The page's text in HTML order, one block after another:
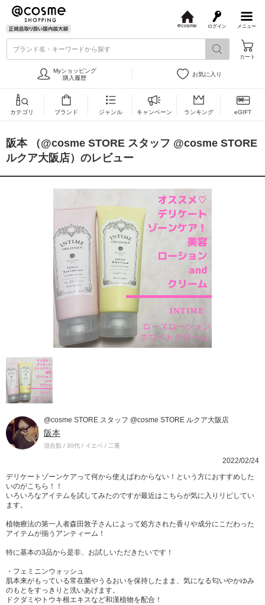
メニュー
ログイン
s
ブランド名・キーワードから探す
カート
Myショッピング
購入履歴
お気に入り
カテゴリ ブランド ジャンル キャンペーン ランキング eGIFT
阪本 （@cosme STORE スタッフ @cosme STORE
ルクア大阪店）のレビュー
@cosme STORE スタッフ @cosme STORE ルクア大阪店
阪本
混合肌 / 30代 / イエベ / 二重
2022/02/24
デリケートゾーンケアって何から使えばわからない！という方におすすめした
いのがこちら！！
いろいろなアイテムを試してみたのですが最近はこちらが気に入りリピしてい
ます。
植物療法の第一人者森田敦子さんによって処方された香りや成分にこだわった
アイテムが揃うアンティーム！
特に基本の3品から是非、お試しいただきたいです！
・フェミニンウォッシュ
肌本来がもっている常在菌やうるおいを保持したまま、気になる匂いやかゆみ
のもとをすっきりと洗いあげます。
ドクダミやトウキ根エキスなど和漢植物を配合！